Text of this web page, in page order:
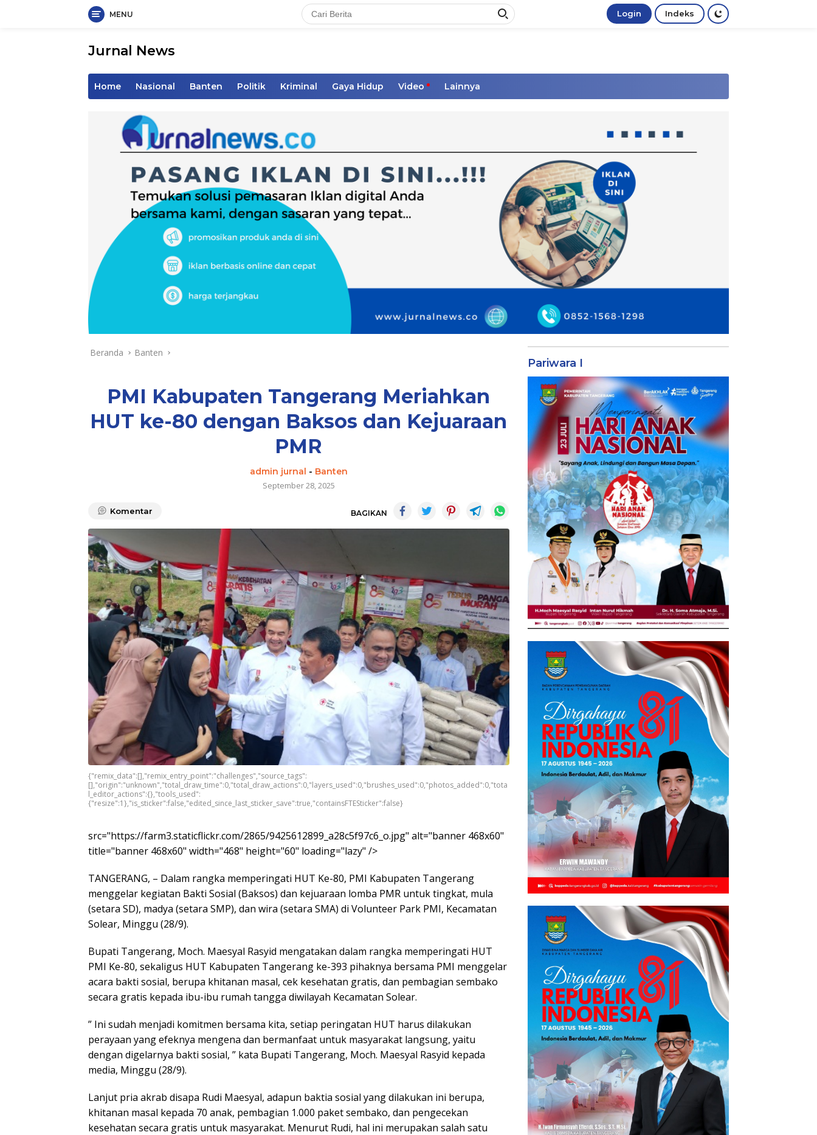
MENU Login Indeks
Jurnal News
Informasi
Home Nasional Banten Politik Kriminal Gaya Hidup Video Lainnya
Beranda Banten
PMI Kabupaten Tangerang Meriahkan
HUT ke-80 dengan Baksos dan Kejuaraan
PMR
admin jurnal - Banten
September 28, 2025
Komentar BAGIKAN
{"remix_data":[],"remix_entry_point":"challenges","source_tags":
[],"origin":"unknown","total_draw_time":0,"total_draw_actions":0,"layers_used":0,"brushes_used":0,"photos_added":0,"tota
l_editor_actions":{},"tools_used":
{"resize":1},"is_sticker":false,"edited_since_last_sticker_save":true,"containsFTESticker":false}
src="https://farm3.staticflickr.com/2865/9425612899_a28c5f97c6_o.jpg" alt="banner 468x60"
title="banner 468x60" width="468" height="60" loading="lazy" />
TANGERANG, – Dalam rangka memperingati HUT Ke-80, PMI Kabupaten Tangerang
menggelar kegiatan Bakti Sosial (Baksos) dan kejuaraan lomba PMR untuk tingkat, mula
(setara SD), madya (setara SMP), dan wira (setara SMA) di Volunteer Park PMI, Kecamatan
Solear, Minggu (28/9).
Bupati Tangerang, Moch. Maesyal Rasyid mengatakan dalam rangka memperingati HUT
PMI Ke-80, sekaligus HUT Kabupaten Tangerang ke-393 pihaknya bersama PMI menggelar
acara bakti sosial, berupa khitanan masal, cek kesehatan gratis, dan pembagian sembako
secara gratis kepada ibu-ibu rumah tangga diwilayah Kecamatan Solear.
” Ini sudah menjadi komitmen bersama kita, setiap peringatan HUT harus dilakukan
perayaan yang efeknya mengena dan bermanfaat untuk masyarakat langsung, yaitu
dengan digelarnya bakti sosial, ” kata Bupati Tangerang, Moch. Maesyal Rasyid kepada
media, Minggu (28/9).
Lanjut pria akrab disapa Rudi Maesyal, adapun baktia sosial yang dilakukan ini berupa,
khitanan masal kepada 70 anak, pembagian 1.000 paket sembako, dan pengecekan
kesehatan secara gratis untuk masyarakat. Menurut Rudi, hal ini merupakan salah satu
Pariwara I